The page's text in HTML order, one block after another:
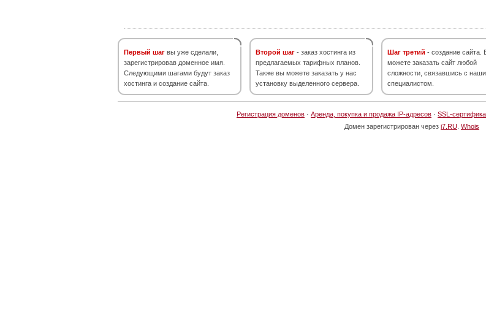
Первый шаг вы уже сделали,
зарегистрировав доменное имя.
Следующими шагами будут заказ
хостинга и создание сайта.
Второй шаг - заказ хостинга из
предлагаемых тарифных планов.
Также вы можете заказать у нас
установку выделенного сервера.
Шаг третий - создание сайта.
можете заказать сайт любой
сложности, связавшись с
специалистом.
Регистрация доменов · Аренда, покупка и продажа IP-адресов · SSL-
Домен зарегистрирован через i7.RU Whois